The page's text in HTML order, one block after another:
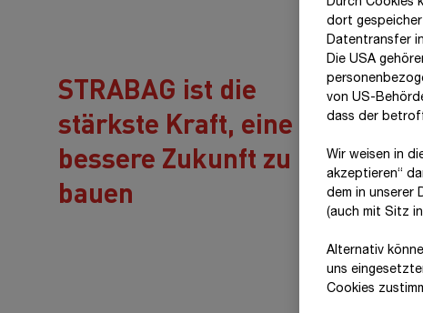
STRABAG ist die
stärkste Kraft, eine
bessere Zukunft zu
bauen
dort
Datentransfer
Die USA
von US-
dass der
Wir weisen in
akzeptieren“
dem in unserer
(auch mit Sitz
Alternativ
uns
Cookies